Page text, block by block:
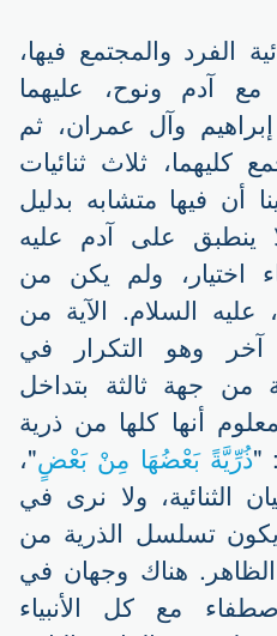
الفرد والمجتمع فيها،
مع آدم ونوح، عليهما
وآل عمران، ثم
كليهما، ثلاث ثنائيات
أن فيها متشابه بدليل
ينطبق على آدم عليه
اختيار، ولم يكن من
عليه السلام. الآية من
وهو التكرار في
من جهة ثالثة بتداخل
أنها كلها من ذرية
"ذُرِّيَّةً بَعْضُهَا مِنْ بَعْضٍ"،
الثنائية، ولا نرى في
يكون تسلسل الذرية من
الظاهر. هناك وجهان في
مع كل الأنبياء